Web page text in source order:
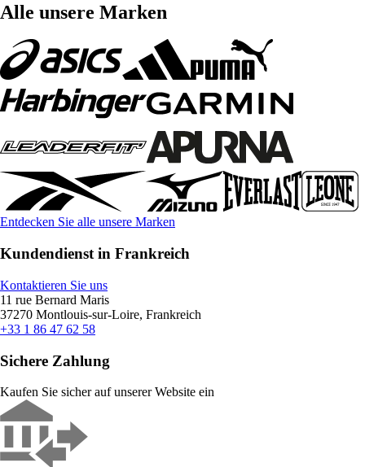
Alle unsere Marken
Entdecken Sie alle unsere Marken
Kundendienst in Frankreich
Kontaktieren Sie uns
11 rue Bernard Maris
37270 Montlouis-sur-Loire, Frankreich
+33 1 86 47 62 58
Sichere Zahlung
Kaufen Sie sicher auf unserer Website ein